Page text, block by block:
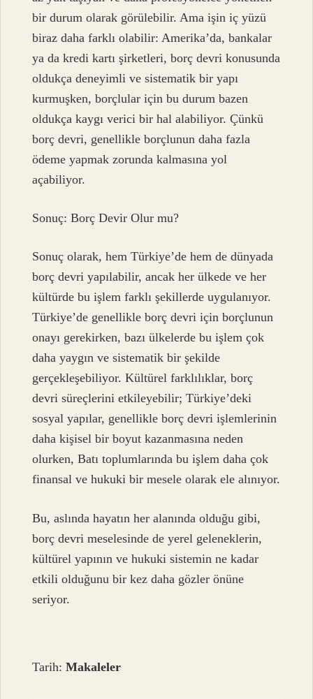
bir durum olarak görülebilir. Ama işin iç yüzü
biraz daha farklı olabilir: Amerika’da, bankalar
ya da kredi kartı şirketleri, borç devri konusunda
oldukça deneyimli ve sistematik bir yapı
kurmuşken, borçlular için bu durum bazen
oldukça kaygı verici bir hal alabiliyor. Çünkü
borç devri, genellikle borçlunun daha fazla
ödeme yapmak zorunda kalmasına yol
açabiliyor.
Sonuç: Borç Devir Olur mu?
Sonuç olarak, hem Türkiye’de hem de dünyada
borç devri yapılabilir, ancak her ülkede ve her
kültürde bu işlem farklı şekillerde uygulanıyor.
Türkiye’de genellikle borç devri için borçlunun
onayı gerekirken, bazı ülkelerde bu işlem çok
daha yaygın ve sistematik bir şekilde
gerçekleşebiliyor. Kültürel farklılıklar, borç
devri süreçlerini etkileyebilir; Türkiye’deki
sosyal yapılar, genellikle borç devri işlemlerinin
daha kişisel bir boyut kazanmasına neden
olurken, Batı toplumlarında bu işlem daha çok
finansal ve hukuki bir mesele olarak ele alınıyor.
Bu, aslında hayatın her alanında olduğu gibi,
borç devri meselesinde de yerel geleneklerin,
kültürel yapının ve hukuki sistemin ne kadar
etkili olduğunu bir kez daha gözler önüne
seriyor.
Tarih:Makaleler